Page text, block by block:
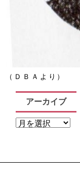
（ＤＢＡより）
アーカイブ
ア
ー